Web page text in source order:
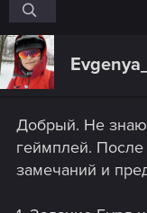
Добрый. Не знаю
геймплей. После
замечаний и